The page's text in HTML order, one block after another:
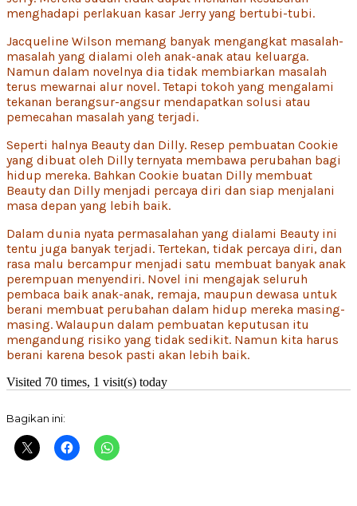
menghadapi perlakuan kasar Jerry yang bertubi-tubi.
Jacqueline Wilson memang banyak mengangkat masalah-
masalah yang dialami oleh anak-anak atau keluarga.
Namun dalam novelnya dia tidak membiarkan masalah
terus mewarnai alur novel. Tetapi tokoh yang mengalami
tekanan berangsur-angsur mendapatkan solusi atau
pemecahan masalah yang terjadi.
Seperti halnya Beauty dan Dilly. Resep pembuatan Cookie
yang dibuat oleh Dilly ternyata membawa perubahan bagi
hidup mereka. Bahkan Cookie buatan Dilly membuat
Beauty dan Dilly menjadi percaya diri dan siap menjalani
masa depan yang lebih baik.
Dalam dunia nyata permasalahan yang dialami Beauty ini
tentu juga banyak terjadi. Tertekan, tidak percaya diri, dan
rasa malu bercampur menjadi satu membuat banyak anak
perempuan menyendiri. Novel ini mengajak seluruh
pembaca baik anak-anak, remaja, maupun dewasa untuk
berani membuat perubahan dalam hidup mereka masing-
masing. Walaupun dalam pembuatan keputusan itu
mengandung risiko yang tidak sedikit. Namun kita harus
berani karena besok pasti akan lebih baik.
Visited 70 times, 1 visit(s) today
Bagikan ini: